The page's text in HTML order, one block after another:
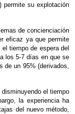
permite su explotación
de concienciación
eficaz ya que permite
tiempo de espera del
los 5-7 días en que se
de un 95% (derivados,
el tiempo
la experiencia ha
del nuevo método,